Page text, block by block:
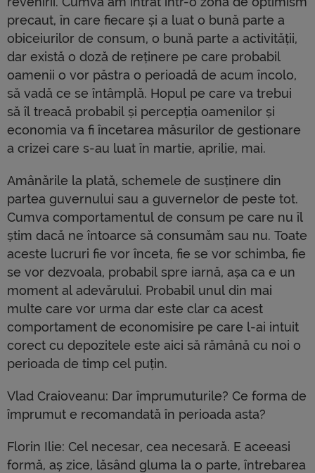
precaut, în care fiecare și a luat o bună parte a
obiceiurilor de consum, o bună parte a activității,
dar există o doză de reținere pe care probabil
oamenii o vor păstra o perioadă de acum încolo,
să vadă ce se întâmplă. Hopul pe care va trebui
să îl treacă probabil și percepția oamenilor și
economia va fi încetarea măsurilor de gestionare
a crizei care s-au luat în martie, aprilie, mai.
Amânările la plată, schemele de susținere din
partea guvernului sau a guvernelor de peste tot.
Cumva comportamentul de consum pe care nu îl
știm dacă ne întoarce să consumăm sau nu. Toate
aceste lucruri fie vor înceta, fie se vor schimba, fie
se vor dezvoala, probabil spre iarnă, așa ca e un
moment al adevărului. Probabil unul din mai
multe care vor urma dar este clar ca acest
comportament de economisire pe care l-ai intuit
corect cu depozitele este aici să rămână cu noi o
perioada de timp cel puțin.
Vlad Craioveanu: Dar împrumuturile? Ce forma de
împrumut e recomandată în perioada asta?
Florin Ilie: Cel necesar, cea necesară. E aceeasi
formă, aș zice, lăsând gluma la o parte, întrebarea